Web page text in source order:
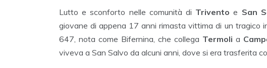
Lutto e sconforto nelle comunità di Trivento e San
giovane di appena 17 anni rimasta vittima di un tragico
647, nota come Bifernina, che collega Termoli a
viveva a San Salvo da alcuni anni, dove si era trasferita